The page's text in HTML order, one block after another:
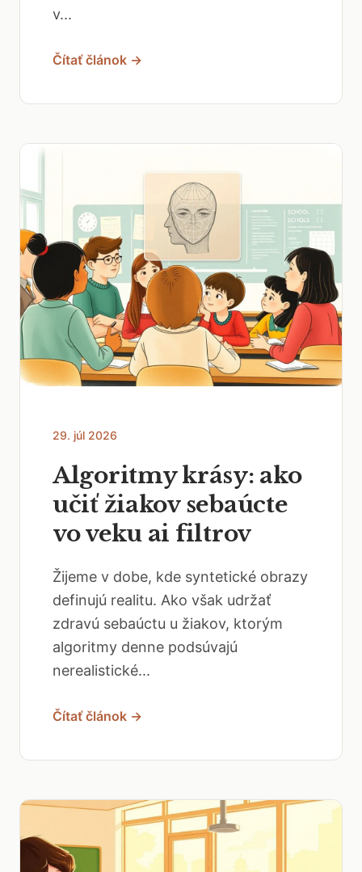
v...
Čítať článok →
29. júl 2026
Algoritmy krásy: ako
učiť žiakov sebaúcte
vo veku ai filtrov
Žijeme v dobe, kde syntetické obrazy
definujú realitu. Ako však udržať
zdravú sebaúctu u žiakov, ktorým
algoritmy denne podsúvajú
nerealistické...
Čítať článok →